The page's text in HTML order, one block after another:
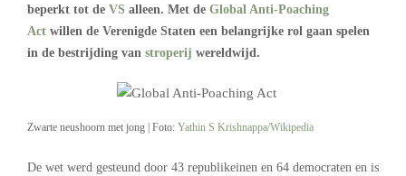
beperkt tot de VS alleen. Met de Global Anti-Poaching
Act willen de Verenigde Staten een belangrijke rol gaan spelen
in de bestrijding van stroperij wereldwijd.
Zwarte neushoorn met jong | Foto: Yathin S Krishnappa/Wikipedia
De wet werd gesteund door 43 republikeinen en 64 democraten en is